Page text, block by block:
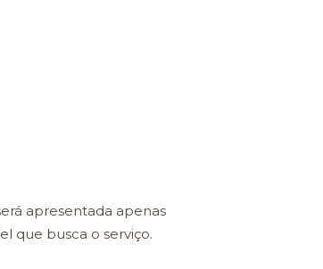
apresentada apenas
que busca o serviço.